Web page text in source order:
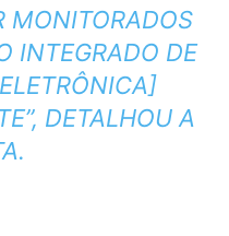
MONITORADOS
INTEGRADO DE
DETALHOU A